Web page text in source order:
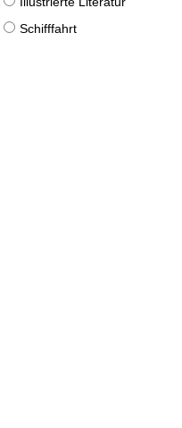
Schifffahrt